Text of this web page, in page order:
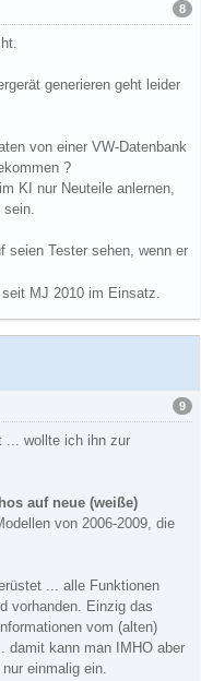
8
generieren geht leider
von einer VW-Datenbank
?
KI nur Neuteile anlernen,
sein.
seien Tester sehen, wenn er
MJ 2010 im Einsatz.
9
... wollte ich ihn zur
auf neue (weiße)
von 2006-2009, die
... alle Funktionen
vorhanden. Einzig das
vom (alten)
damit kann man IMHO aber
einmalig ein.